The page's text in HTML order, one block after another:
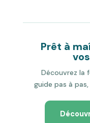
Prêt à
Découvrez la
guide pas à